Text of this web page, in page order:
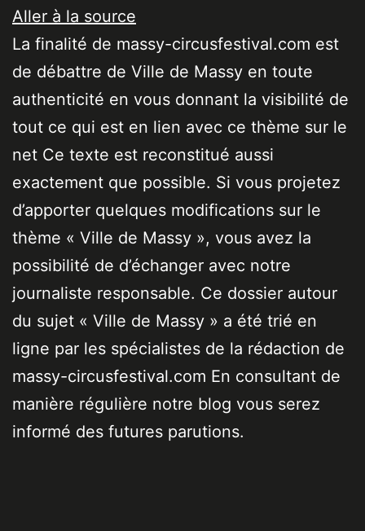
Aller à la source
La finalité de massy-circusfestival.com est
de débattre de Ville de Massy en toute
authenticité en vous donnant la visibilité de
tout ce qui est en lien avec ce thème sur le
net Ce texte est reconstitué aussi
exactement que possible. Si vous projetez
d’apporter quelques modifications sur le
thème « Ville de Massy », vous avez la
possibilité de d’échanger avec notre
journaliste responsable. Ce dossier autour
du sujet « Ville de Massy » a été trié en
ligne par les spécialistes de la rédaction de
massy-circusfestival.com En consultant de
manière régulière notre blog vous serez
informé des futures parutions.